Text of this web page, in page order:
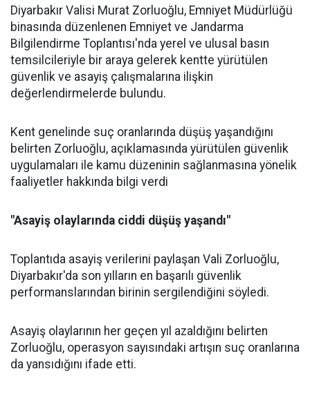
Diyarbakır Valisi Murat Zorluoğlu, Emniyet Müdürlüğü
binasında düzenlenen Emniyet ve Jandarma
Bilgilendirme Toplantısı'nda yerel ve ulusal basın
temsilcileriyle bir araya gelerek kentte yürütülen
güvenlik ve asayiş çalışmalarına ilişkin
değerlendirmelerde bulundu.
Kent genelinde suç oranlarında düşüş yaşandığını
belirten Zorluoğlu, açıklamasında yürütülen güvenlik
uygulamaları ile kamu düzeninin sağlanmasına yönelik
faaliyetler hakkında bilgi verdi
"Asayiş olaylarında ciddi düşüş yaşandı"
Toplantıda asayiş verilerini paylaşan Vali Zorluoğlu,
Diyarbakır'da son yılların en başarılı güvenlik
performanslarından birinin sergilendiğini söyledi.
Asayiş olaylarının her geçen yıl azaldığını belirten
Zorluoğlu, operasyon sayısındaki artışın suç oranlarına
da yansıdığını ifade etti.